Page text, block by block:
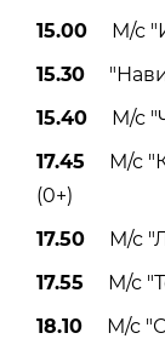
15.00 М/с
15.30
15.40 М/с
17.45 М/с
(0+)
17.50 М/с
17.55 М/с
18.10 М/с